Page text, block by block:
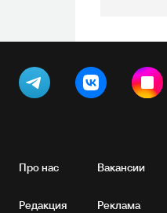
Про нас
Редакция
Вакансии
Реклама